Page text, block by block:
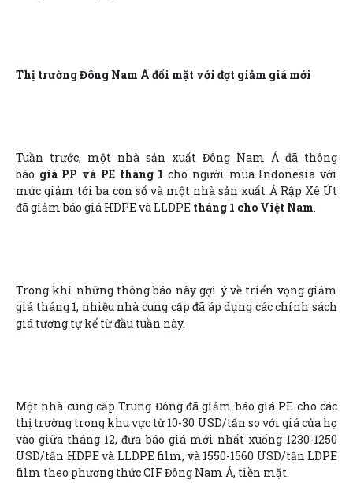
Thị trường Đông Nam Á đối mặt với đợt giảm giá mới
Tuần trước, một nhà sản xuất Đông Nam Á đã thông
báo giá PP và PE tháng 1 cho người mua Indonesia với
mức giảm tới ba con số và một nhà sản xuất Ả Rập Xê Út
đã giảm báo giá HDPE và LLDPE tháng 1 cho Việt Nam.
Trong khi những thông báo này gợi ý về triển vọng giảm
giá tháng 1, nhiều nhà cung cấp đã áp dụng các chính sách
giá tương tự kể từ đầu tuần này.
Một nhà cung cấp Trung Đông đã giảm báo giá PE cho các
thị trường trong khu vực từ 10-30 USD/tấn so với giá của họ
vào giữa tháng 12, đưa báo giá mới nhất xuống 1230-1250
USD/tấn HDPE và LLDPE film, và 1550-1560 USD/tấn LDPE
film theo phương thức CIF Đông Nam Á, tiền mặt.